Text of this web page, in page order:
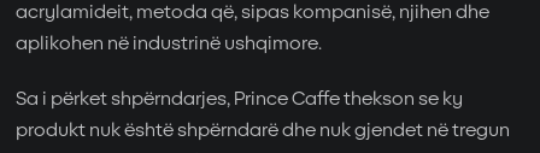
acrylamideit, metoda që, sipas kompanisë, njihen dhe
aplikohen në industrinë ushqimore.
Sa i përket shpërndarjes, Prince Caffe thekson se ky
produkt nuk është shpërndarë dhe nuk gjendet në tregun